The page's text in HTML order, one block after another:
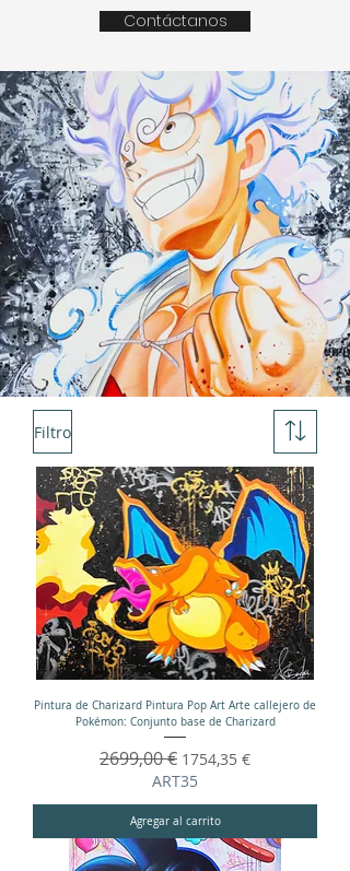
Contáctanos
Filtro
Pintura de Charizard Pintura Pop Art Arte callejero de
Pokémon: Conjunto base de Charizard
Precio
2699,00 € Precio de oferta
1754,35 €
ART35
Agregar al carrito